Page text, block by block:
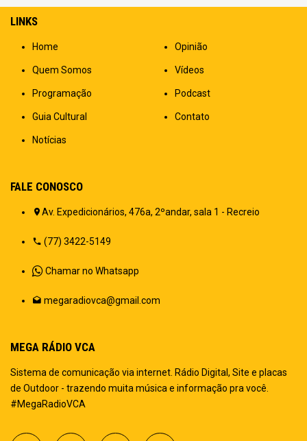
LINKS
Home
Quem Somos
Programação
Guia Cultural
Notícias
Opinião
Vídeos
Podcast
Contato
FALE CONOSCO
Av. Expedicionários, 476a, 2ºandar, sala 1 - Recreio
(77) 3422-5149
Chamar no Whatsapp
megaradiovca@gmail.com
MEGA RÁDIO VCA
Sistema de comunicação via internet. Rádio Digital, Site e placas
de Outdoor - trazendo muita música e informação pra você.
#MegaRadioVCA